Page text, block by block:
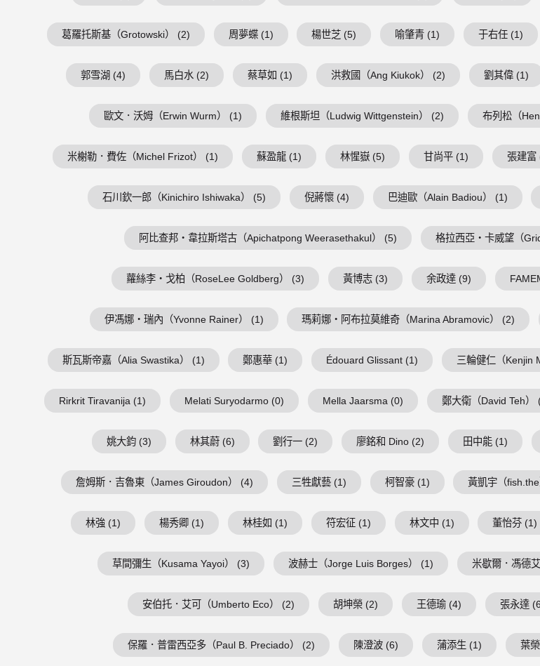
葛羅托斯基（Grotowski） (2) 周夢蝶 (1) 楊世芝 (5) 喻肇青 (1) 于右任 (1)
郭雪湖 (4) 馬白水 (2) 蔡草如 (1) 洪救國（Ang Kiukok） (2) 劉其偉 (1)
歐文．沃姆（Erwin Wurm） (1) 維根斯坦（Ludwig Wittgenstein） (2) 布列松（
米榭勒．費佐（Michel Frizot） (1) 蘇盈龍 (1) 林惺嶽 (5) 甘尚平 (1) 張建富
石川欽一郎（Kinichiro Ishiwaka） (5) 倪蔣懷 (4) 巴迪歐（Alain Badiou） (1)
阿比查邦・韋拉斯塔古（Apichatpong Weerasethakul） (5) 格拉西亞・卡威望（
蘿絲李・戈柏（RoseLee Goldberg） (3) 黃博志 (3) 余政達 (9)
伊馮娜・瑞內（Yvonne Rainer） (1) 瑪莉娜・阿布拉莫維奇（Marina Abramovic） (2)
斯瓦斯帝嘉（Alia Swastika） (1) 鄭惠華 (1) Édouard Glissant (1) 三輪健仁（Kenjin
Rirkrit Tiravanija (1) Melati Suryodarmo (0) Mella Jaarsma (0) 鄭大衛（David Teh）
姚大鈞 (3) 林其蔚 (6) 劉行一 (2) 廖銘和 Dino (2) 田中能 (1)
詹姆斯．吉魯東（James Giroudon） (4) 三牲獻藝 (1) 柯智豪 (1) 黃凱宇（
林強 (1) 楊秀卿 (1) 林桂如 (1) 符宏征 (1) 林文中 (1) 董怡芬 (1)
草間彌生（Kusama Yayoi） (3) 波赫士（Jorge Luis Borges） (1) 米歇爾．馮德
安伯托．艾可（Umberto Eco） (2) 胡坤榮 (2) 王德瑜 (4) 張永達
保羅．普雷西亞多（Paul B. Preciado） (2) 陳澄波 (6) 蒲添生 (1) 葉